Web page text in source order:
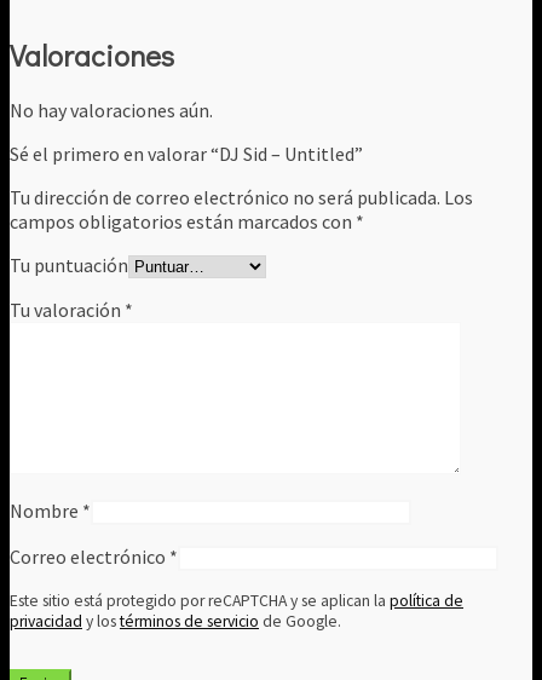
Valoraciones
No hay valoraciones aún.
Sé el primero en valorar “DJ Sid – Untitled”
Tu dirección de correo electrónico no será publicada. Los
campos obligatorios están marcados con *
Tu puntuación
Tu valoración *
Nombre *
Correo electrónico *
Este sitio está protegido por reCAPTCHA y se aplican la política de
privacidad y lostérminos de servicio de Google.